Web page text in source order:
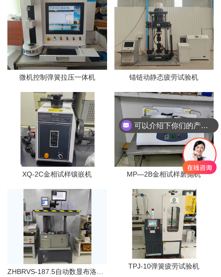
微机控制弹簧拉压一体机 锚链动静态疲劳试验机
XQ-2C金相试样镶嵌机 MP—2B金相试样磨抛机
TPJ-10弹簧疲劳试验机
可以介绍下你们的产品么